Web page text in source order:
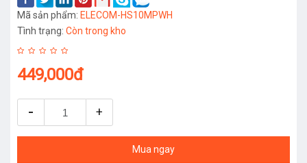
Mã sản phẩm: ELECOM-HS10MPWH
Tình trạng: Còn trong kho
449,000đ
- +
Mua ngay